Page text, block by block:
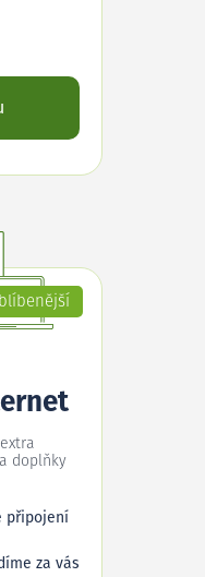
doplňky
připojení
za vás